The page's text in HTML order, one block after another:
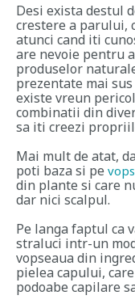
Desi exista destul
crestere a parului,
atunci cand iti
are nevoie pentru
produselor
prezentate mai
existe vreun
combinatii din
sa iti creezi
Mai mult de atat,
poti baza si pe
din plante si care
dar nici scalpul.
Pe langa faptul ca
straluci intr-un
vopseaua din
pielea capului,
podoabe capilare